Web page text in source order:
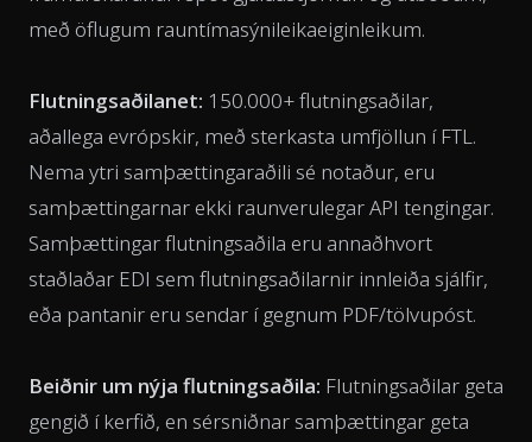
með öflugum rauntímasýnileikaeiginleikum.
Flutningsaðilanet: 150.000+ flutningsaðilar,
aðallega evrópskir, með sterkasta umfjöllun í FTL.
Nema ytri samþættingaraðili sé notaður, eru
samþættingarnar ekki raunverulegar API tengingar.
Samþættingar flutningsaðila eru annaðhvort
staðlaðar EDI sem flutningsaðilarnir innleiða sjálfir,
eða pantanir eru sendar í gegnum PDF/tölvupóst.
Beiðnir um nýja flutningsaðila: Flutningsaðilar geta
gengið í kerfið, en sérsniðnar samþættingar geta